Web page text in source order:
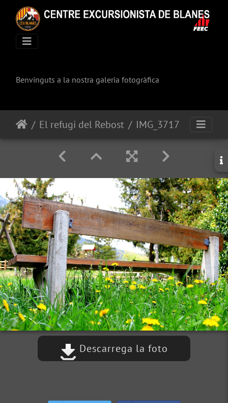
Benvinguts a la nostra galeria fotogràfica
El refugi del Rebost IMG_3717
Descarrega la foto